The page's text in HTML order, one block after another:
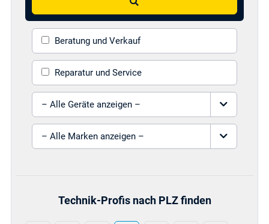
Beratung und Verkauf
Reparatur und Service
Gerät auswählen
Marke auswählen
Technik-Profis nach PLZ finden